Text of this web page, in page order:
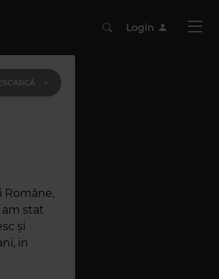
Login
Române,
am stat
și
in